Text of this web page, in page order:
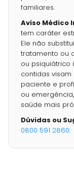
familiares.
Aviso Médico
tem caráter
Ele não
tratamento ou
ou psiquiátrico
contidas
paciente e
ou
saúde mais
Dúvidas ou
0800 591 2860.